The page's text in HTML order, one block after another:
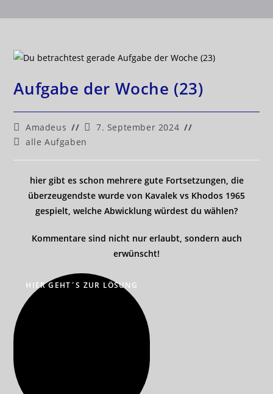
Aufgabe der Woche (23)
Amadeus
7. September 2024
alle Aufgaben
hier gibt es schon mehrere gute Fortsetzungen, die
überzeugendste wurde von Kavalek vs Khodos 1965
gespielt, welche Abwicklung würdest du wählen?
Kommentare sind nicht nur erlaubt, sondern auch
erwünscht!
HIER GEHT´S ZUR LÖSUNG